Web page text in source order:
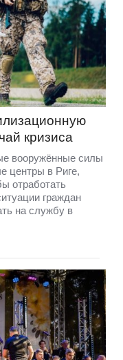
кризиса
вооружённые силы
центры в Риге,
отработать
граждан
на службу в